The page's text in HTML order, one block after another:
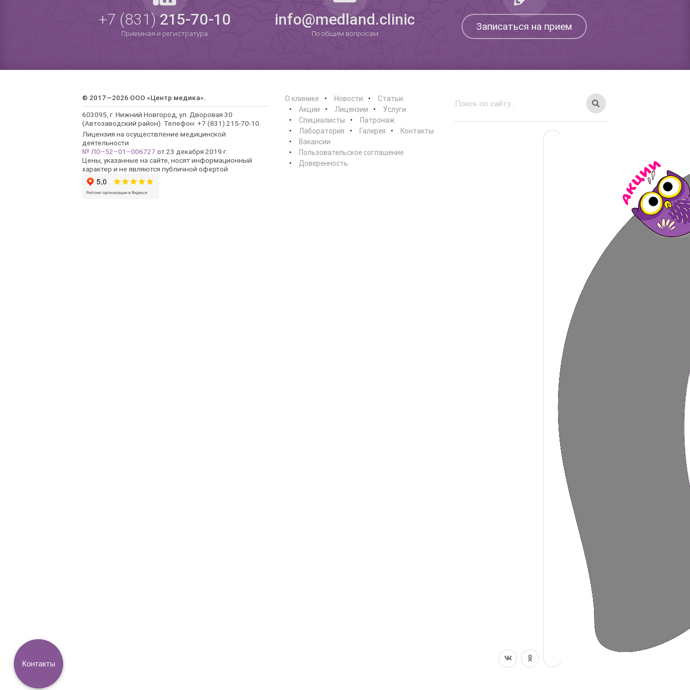
+7 (831) 215-70-10
Приемная и регистратура
info@medland.clinic
По общим вопросам
Записаться на прием
© 2017—2026 ООО «Центр медика».
603095, г. Нижний Новгород, ул. Дворовая 30
(Автозаводский район). Телефон: +7 (831) 215-70-10.
Лицензия на осуществление медицинской
деятельности
№ ЛО–52–01–006727 от 23 декабря 2019 г.
Цены, указанные на сайте, носят информационный
характер и не являются публичной офертой.
О клинике Новости
Статьи
Акции
Лицензии
Услуги
Специалисты
Патронаж
Лаборатория
Галерея
Контакты
Вакансии
Пользовательское соглашение
Доверенность
Контакты